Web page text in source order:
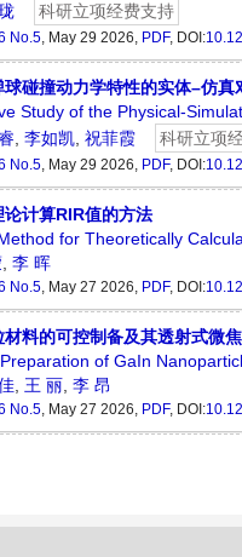
科研立项经费支持
No.5, May 29 2026, PDF, DOI:
球碰撞动力学特性的实体–仿真
Study of the Physical-
, 李如凯, 祝菲霞 科研立项
No.5, May 29 2026, PDF, DOI:
计算RIR值的方法
for Theoretically
, 李 晖
No.5, May 27 2026, PDF, DOI:
料的可控制备及其透射式微
of GaIn
, 王 丽, 李 昂
No.5, May 27 2026, PDF, DOI: